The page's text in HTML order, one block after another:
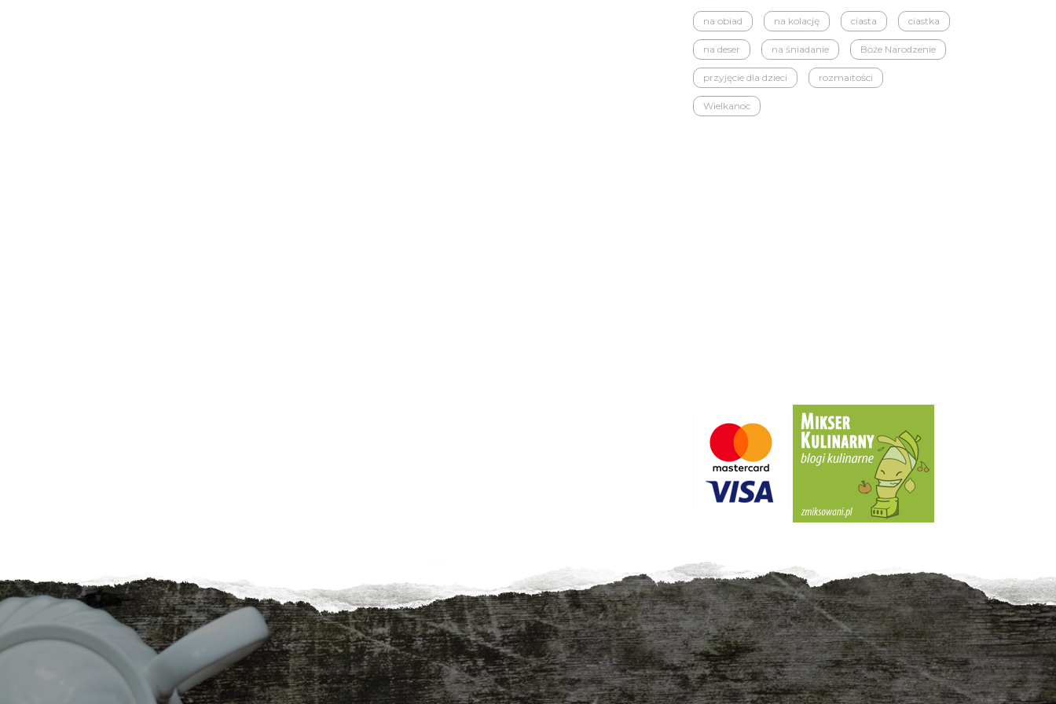
na obiad na kolację ciasta ciastka
na deser na śniadanie Boże Narodzenie
przyjęcie dla dzieci rozmaitości
Wielkanoc